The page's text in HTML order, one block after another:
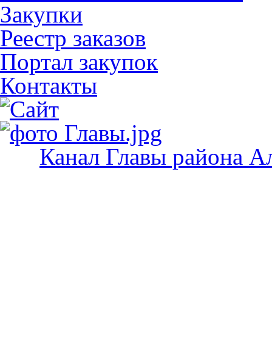
Закупки
Реестр заказов
Портал закупок
Контакты
Канал Главы района